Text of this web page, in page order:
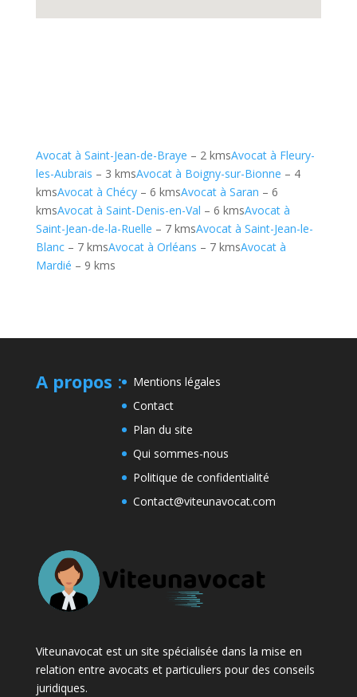
Avocat à Saint-Jean-de-Braye – 2 kmsAvocat à Fleury-
les-Aubrais – 3 kmsAvocat à Boigny-sur-Bionne – 4
kmsAvocat à Chécy– 6 kmsAvocat à Saran – 6
kmsAvocat à Saint-Denis-en-Val – 6 kmsAvocat à
Saint-Jean-de-la-Ruelle – 7 kmsAvocat à Saint-Jean-le-
Blanc– 7 kmsAvocat à Orléans – 7 kmsAvocat à
Mardié – 9 kms
A propos :
Mentions légales
Contact
Plan du site
Qui sommes-nous
Politique de confidentialité
Contact@viteunavocat.com
Viteunavocat est un site spécialisée dans la mise en
relation entre avocats et particuliers pour des conseils
juridiques.